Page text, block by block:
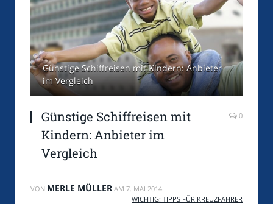
Günstige Schiffreisen mit Kindern: Anbieter
im Vergleich
Günstige Schiffreisen mit
Kindern: Anbieter im
Vergleich
0
VON MERLE MÜLLER AM 7. MAI 2014
WICHTIG: TIPPS FÜR KREUZFAHRER